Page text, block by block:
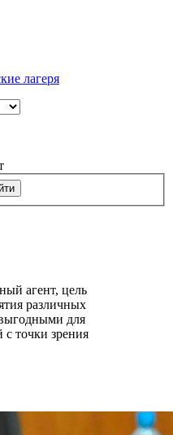
лагеря
агент, цель
различных
для
с точки зрения